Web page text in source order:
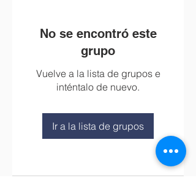
No se encontró este
grupo
Vuelve a la lista de grupos e
inténtalo de nuevo.
Ir a la lista de grupos